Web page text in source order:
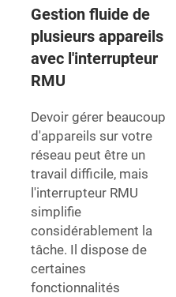
Gestion fluide de
plusieurs appareils
avec l'interrupteur
RMU
Devoir gérer beaucoup
d'appareils sur votre
réseau peut être un
travail difficile, mais
l'interrupteur RMU
simplifie
considérablement la
tâche. Il dispose de
certaines
fonctionnalités